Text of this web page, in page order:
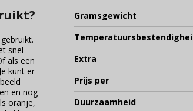
Gramsgewicht
Extra
Prijs per
Duurzaamheid
snel
als een
kunt er
en nog
oranje,